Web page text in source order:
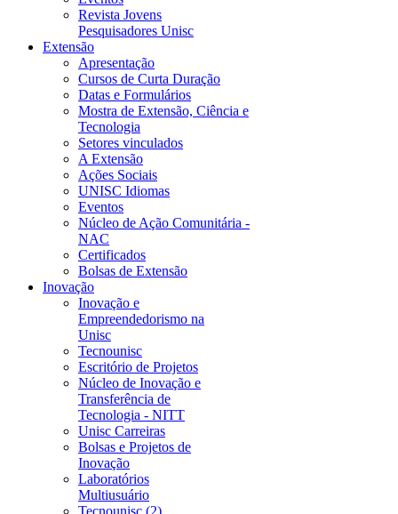
Revista Jovens
Pesquisadores Unisc
Extensão
Apresentação
Cursos de Curta Duração
Datas e Formulários
Mostra de Extensão, Ciência e
Tecnologia
Setores vinculados
A Extensão
Ações Sociais
UNISC Idiomas
Eventos
Núcleo de Ação Comunitária -
NAC
Certificados
Bolsas de Extensão
Inovação
Inovação e
Empreendedorismo na
Unisc
Tecnounisc
Escritório de Projetos
Núcleo de Inovação e
Transferência de
Tecnologia - NITT
Unisc Carreiras
Bolsas e Projetos de
Inovação
Laboratórios
Multiusuário
Tecnounisc (2)